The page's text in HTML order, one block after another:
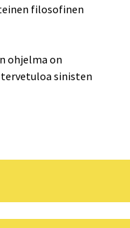
filosofinen
ohjelma on
sinisten